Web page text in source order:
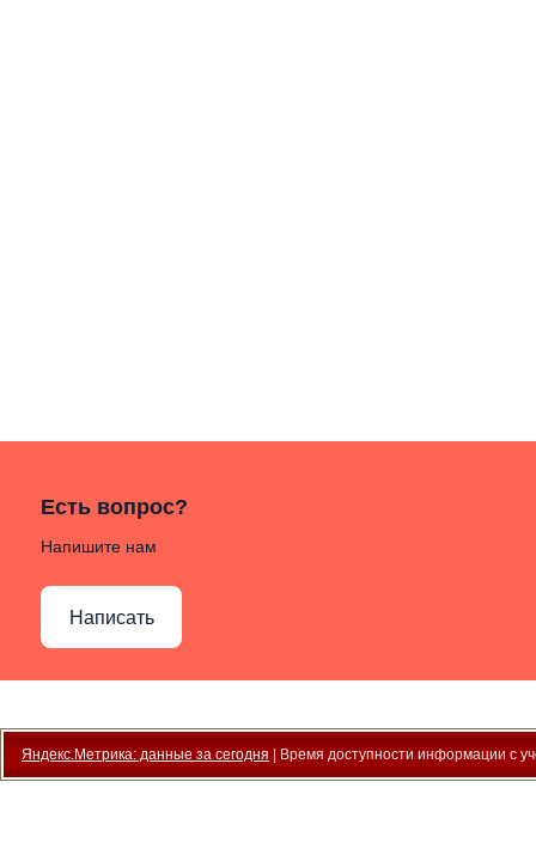
Есть вопрос?
Напишите нам
Написать
Яндекс.Метрика: данные за сегодня | Время доступности информации с